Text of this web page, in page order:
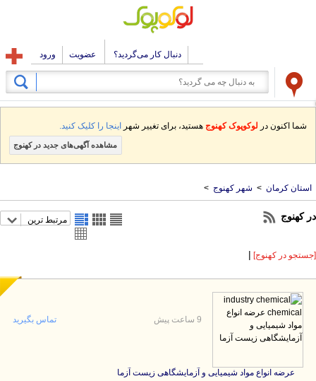
دنبال کار می‌گردید؟ عضویت ورود
شما اکنون در لوکوپوک کهنوجهستید، برای تغییر شهر اینجا را کلیک کنید.
مشاهده آگهی‌های جدید در کهنوج
استان کرمان > شهر کهنوج >
کهنوج مرتبط ترین
در کهنوج] |
عرضه انواع مواد شیمیایی و آزمایشگاهی زیست آزما
تماس بگیرید